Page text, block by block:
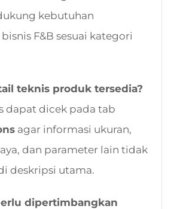
kebutuhan
F&B sesuai kategori
teknis produk tersedia?
dapat dicek pada tab
agar informasi ukuran,
dan parameter lain tidak
deskripsi utama.
dipertimbangkan